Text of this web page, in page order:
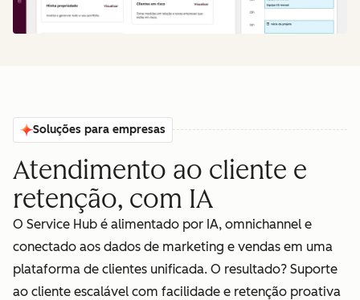
Soluções para empresas
Atendimento ao cliente e
retenção, com IA
O Service Hub é alimentado por IA, omnichannel e
conectado aos dados de marketing e vendas em uma
plataforma de clientes unificada. O resultado? Suporte
ao cliente escalável com facilidade e retenção proativa